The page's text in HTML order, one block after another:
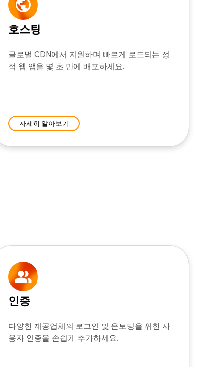
호스팅
글로벌 CDN에서 지원하며 빠르게 로드되는 정
적 웹 앱을 몇 초 만에 배포하세요.
자세히 알아보기
인증
다양한 제공업체의 로그인 및 온보딩을 위한 사
용자 인증을 손쉽게 추가하세요.